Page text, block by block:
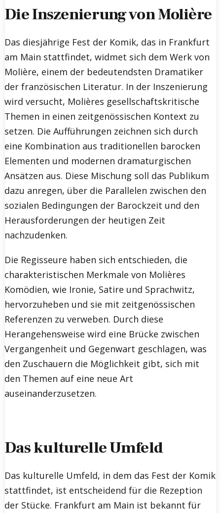
Die Inszenierung von Molière
Das diesjährige Fest der Komik, das in Frankfurt
am Main stattfindet, widmet sich dem Werk von
Molière, einem der bedeutendsten Dramatiker
der französischen Literatur. In der Inszenierung
wird versucht, Molières gesellschaftskritische
Themen in einen zeitgenössischen Kontext zu
setzen. Die Aufführungen zeichnen sich durch
eine Kombination aus traditionellen barocken
Elementen und modernen dramaturgischen
Ansätzen aus. Diese Mischung soll das Publikum
dazu anregen, über die Parallelen zwischen den
sozialen Bedingungen der Barockzeit und den
Herausforderungen der heutigen Zeit
nachzudenken.
Die Regisseure haben sich entschieden, die
charakteristischen Merkmale von Molières
Komödien, wie Ironie, Satire und Sprachwitz,
hervorzuheben und sie mit zeitgenössischen
Referenzen zu verweben. Durch diese
Herangehensweise wird eine Brücke zwischen
Vergangenheit und Gegenwart geschlagen, was
den Zuschauern die Möglichkeit gibt, sich mit
den Themen auf eine neue Art
auseinanderzusetzen.
Das kulturelle Umfeld
Das kulturelle Umfeld, in dem das Fest der Komik
stattfindet, ist entscheidend für die Rezeption
der Stücke. Frankfurt am Main ist bekannt für